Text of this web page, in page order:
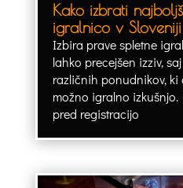
Kako izbrati
igralnico v Sloveniji
Izbira prave spletne
lahko precejšen izziv,
različnih ponudnikov,
možno igralno
pred registracijo